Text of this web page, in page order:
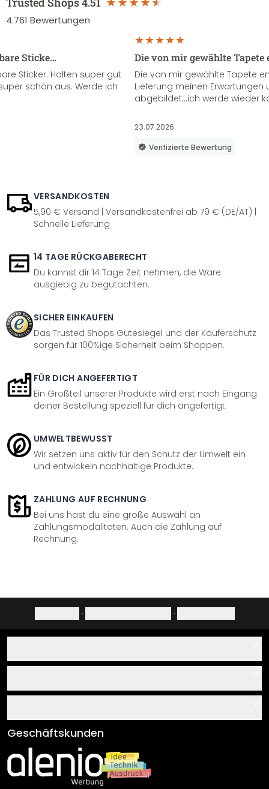
4.761 Bewertungen
Sticke…
Sticker. Halten super gut
schön aus. Werde ich
Die von mir gewählte
Die von mir gewählte Tapete
Lieferung meinen Erwartungen
abgebildet...ich werde wieder
23.07.2026
Verifizierte Bewertung
VERSANDKOSTEN
5,90 € Versand | Versandkostenfrei ab 79 € (DE/AT) |
Schnelle Lieferung
14 TAGE RÜCKGABERECHT
Du kannst dir 14 Tage Zeit nehmen, die Ware
ausgiebig zu begutachten.
SICHER EINKAUFEN
Das Trusted Shops Gütesiegel und der Käuferschutz
sorgen für 100%ige Sicherheit beim Shoppen.
FÜR DICH ANGEFERTIGT
Ein Großteil unserer Produkte wird erst nach Eingang
deiner Bestellung speziell für dich angefertigt.
UMWELTBEWUSST
Wir setzen uns aktiv für den Schutz der Umwelt ein
und entwickeln nachhaltige Produkte.
ZAHLUNG AUF RECHNUNG
Bei uns hast du eine große Auswahl an
Zahlungsmodalitäten. Auch die Zahlung auf
Rechnung.
· ·
Über uns
Klebe- und Montageanleitungen
Newsletter An-/Abmeldung
Sendungsverfolgung
AGB
Impressum
Versand & Zahlung
Geschäftskunden